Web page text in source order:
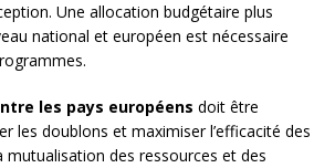
Une allocation budgétaire plus
national et européen est nécessaire
les pays européens doit être
les doublons et maximiser l’efficacité des
mutualisation des ressources et des